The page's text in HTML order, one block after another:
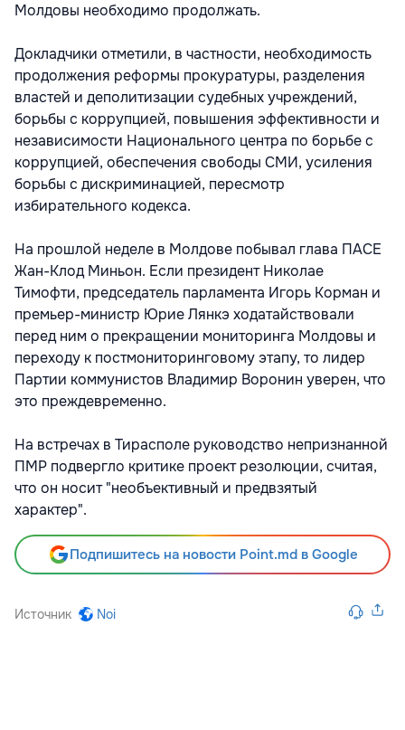
Молдовы необходимо продолжать.
Докладчики отметили, в частности, необходимость
продолжения реформы прокуратуры, разделения
властей и деполитизации судебных учреждений,
борьбы с коррупцией, повышения эффективности и
независимости Национального центра по борьбе с
коррупцией, обеспечения свободы СМИ, усиления
борьбы с дискриминацией, пересмотр
избирательного кодекса.
На прошлой неделе в Молдове побывал глава ПАСЕ
Жан-Клод Миньон. Если президент Николае
Тимофти, председатель парламента Игорь Корман и
премьер-министр Юрие Лянкэ ходатайствовали
перед ним о прекращении мониторинга Молдовы и
переходу к постмониторинговому этапу, то лидер
Партии коммунистов Владимир Воронин уверен, что
это преждевременно.
На встречах в Тирасполе руководство непризнанной
ПМР подвергло критике проект резолюции, считая,
что он носит "необъективный и предвзятый
характер".
Подпишитесь на новости Point.md в Google
Источник Noi